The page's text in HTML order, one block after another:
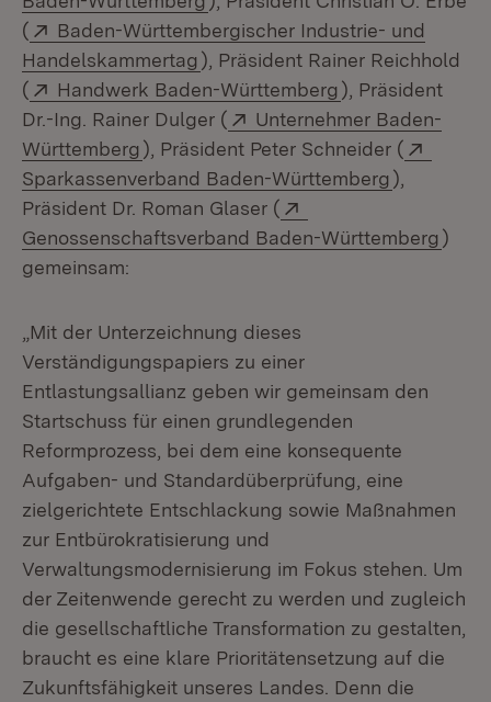
(
Extern:
Baden-Württembergischer Industrie- und
Handelskammertag(Öffnet in neuem Fenster)
), Präsident Rainer Reichhold
(
Extern:
Handwerk Baden-Württemberg(Öffnet in
), Präsident
Dr.-Ing. Rainer Dulger (
Extern:
Unternehmer Baden-
Württemberg(Öffnet in neuem Fenster)
), Präsident Peter Schneider (
Sparkassenverband Baden-Württemberg(Öffnet in
),
Präsident Dr. Roman Glaser (
Genossenschaftsverband Baden-Württemberg)
gemeinsam:
„Mit der Unterzeichnung dieses
Verständigungspapiers zu einer
Entlastungsallianz geben wir gemeinsam den
Startschuss für einen grundlegenden
Reformprozess, bei dem eine konsequente
Aufgaben- und Standardüberprüfung, eine
zielgerichtete Entschlackung sowie Maßnahmen
zur Entbürokratisierung und
Verwaltungsmodernisierung im Fokus stehen. Um
der Zeitenwende gerecht zu werden und zugleich
die gesellschaftliche Transformation zu gestalten,
braucht es eine klare Prioritätensetzung auf die
Zukunftsfähigkeit unseres Landes. Denn die